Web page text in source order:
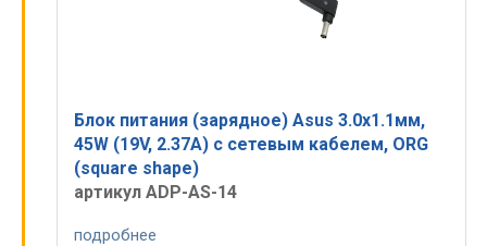
Блок питания (зарядное) Asus 3.0x1.1мм,
45W (19V, 2.37A) с сетевым кабелем, ORG
(square shape)
артикул ADP-AS-14
подробнее